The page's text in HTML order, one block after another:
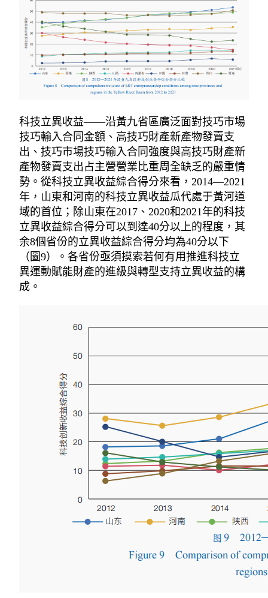
科技立異收益——沿黃九省區廣泛面對技巧市場
技巧輸入合同金額、高技巧財產新產物發賣支
出、技巧市場技巧輸入合同強度與高技巧財產新
產物發賣支出占主營營業比重周全缺乏的嚴重情
勢。從科技立異收益綜合得分來看，2014—2021
年，山東和河南的科技立異收益瓜代處于黃河道
域的首位；除山東在2017、2020和2021年的科技
立異收益綜合得分可以到達40分以上的程度，其
余8個省份的立異收益綜合得分均為40分以下
（圖9）。各省份亟須摸索若何有用推進科技立
異運動賦能財產的進級與轉型支持立異收益的構
成。